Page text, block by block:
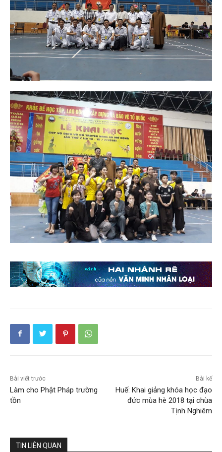
Bài viết trước
Làm cho Phật Pháp trường
tồn
Bài kế
Huế: Khai giảng khóa học đạo
đức mùa hè 2018 tại chùa
Tịnh Nghiêm
TIN LIÊN QUAN